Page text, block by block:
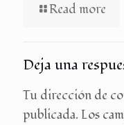
Read more
Deja una
Tu dirección de
publicada. Los